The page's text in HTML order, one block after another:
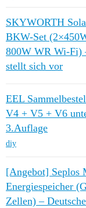
SKYWORTH
BKW-Set
800W WR Wi-Fi)
stellt sich vor
EEL
V4 + V5 + V6
3.Auflage
diy
[Angebot] Seplos
Energiespeicher
Zellen) –